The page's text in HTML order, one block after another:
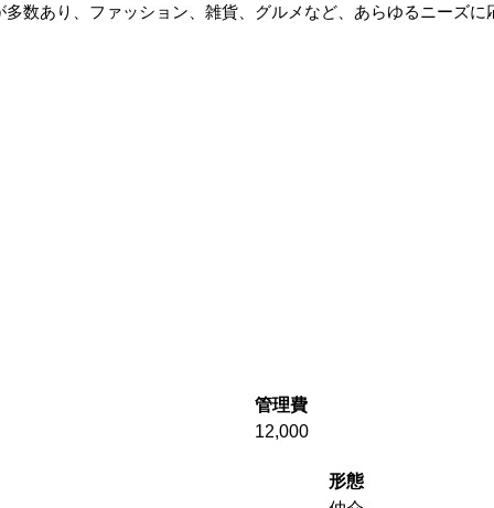
あり、ファッション、雑貨、グルメなど、あらゆるニーズ
管理費
12,000
形態